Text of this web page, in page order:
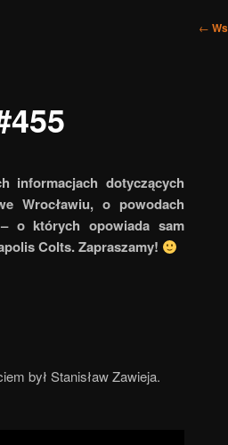
←
informacjach dotyczących
Wrocławiu, o powodach
o których opowiada sam
Colts. Zapraszamy!
był Stanisław Zawieja.